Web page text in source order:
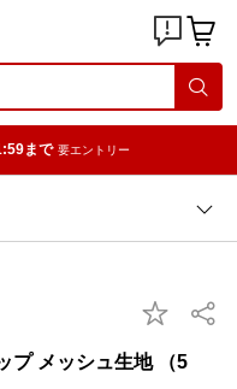
まで 要エントリー
プ メッシュ生地 （5